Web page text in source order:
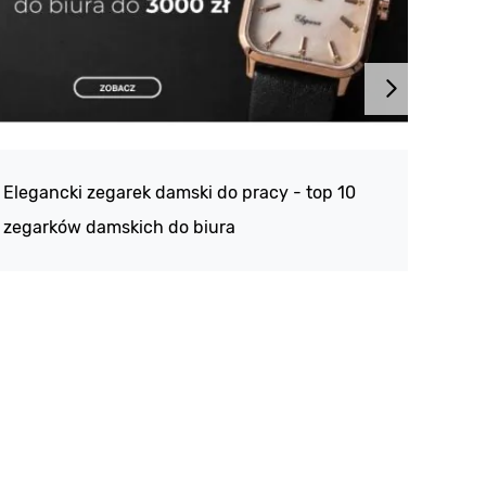
Elegancki zegarek damski do pracy - top 10
zegarków damskich do biura